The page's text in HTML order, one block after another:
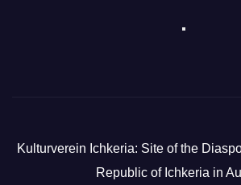
Kulturverein Ichkeria: Site of the
Republic of Ichkeria in